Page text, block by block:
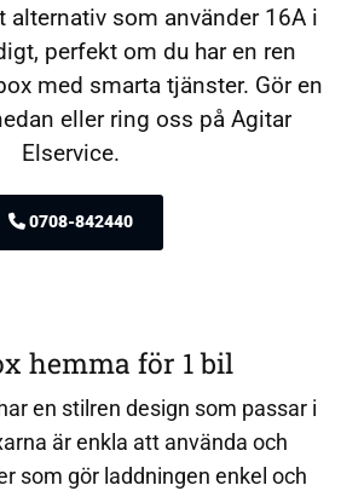
som använder 16A i
perfekt om du har en ren
med smarta tjänster. Gör en
eller ring oss på Agitar
Elservice.
0708-842440
hemma för 1 bil
en stilren design som passar i
är enkla att använda och
som gör laddningen enkel och